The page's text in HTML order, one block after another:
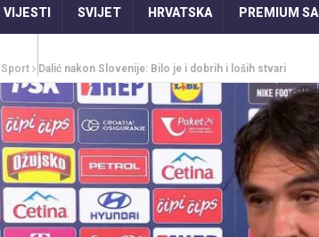
VIJESTI SVIJET HRVATSKA PREMIUM
Sport Dalić nakon Slovenije: Bilo je i dobrih i loših stvari